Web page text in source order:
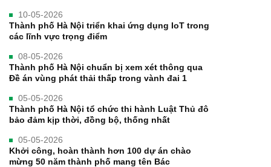
10-05-2026
Thành phố Hà Nội triển khai ứng dụng IoT trong
các lĩnh vực trọng điểm
08-05-2026
Thành phố Hà Nội chuẩn bị xem xét thông qua
Đề án vùng phát thải thấp trong vành đai 1
05-05-2026
Thành phố Hà Nội tổ chức thi hành Luật Thủ đô
bảo đảm kịp thời, đồng bộ, thống nhất
05-05-2026
Khởi công, hoàn thành hơn 100 dự án chào
mừng 50 năm thành phố mang tên Bác